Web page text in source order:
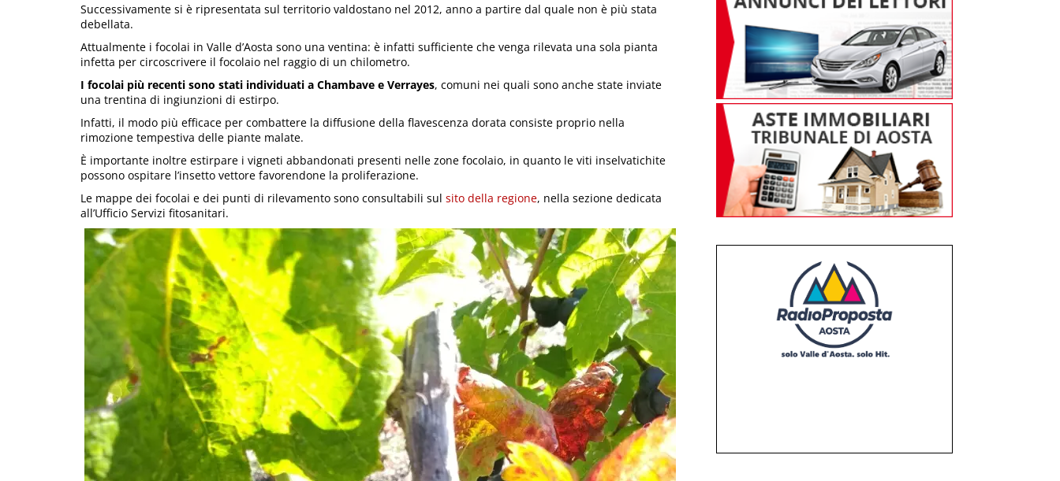
Successivamente si è ripresentata sul territorio valdostano nel 2012, anno a partire dal quale non è più stata
debellata.
Attualmente i focolai in Valle d’Aosta sono una ventina: è infatti sufficiente che venga rilevata una sola pianta
infetta per circoscrivere il focolaio nel raggio di un chilometro.
I focolai più recenti sono stati individuati a Chambave e Verrayes, comuni nei quali sono anche state inviate
una trentina di ingiunzioni di estirpo.
Infatti, il modo più efficace per combattere la diffusione della flavescenza dorata consiste proprio nella
rimozione tempestiva delle piante malate.
È importante inoltre estirpare i vigneti abbandonati presenti nelle zone focolaio, in quanto le viti inselvatichite
possono ospitare l’insetto vettore favorendone la proliferazione.
Le mappe dei focolai e dei punti di rilevamento sono consultabili sul sito della regione, nella sezione dedicata
all’Ufficio Servizi fitosanitari.